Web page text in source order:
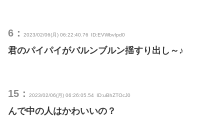
6： 2023/02/06(月) 06:22:40.76 ID:EVWbvIpd0
君のパイパイがバルンブルン揺すり出し～♪
15： 2023/02/06(月) 06:26:05.54 ID:uBhZTOcJ0
んで中の人はかわいいの？